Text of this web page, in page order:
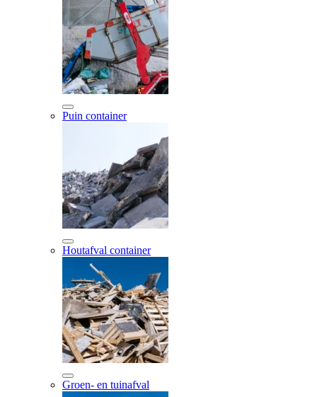
Puin container
Houtafval container
Groen- en tuinafval